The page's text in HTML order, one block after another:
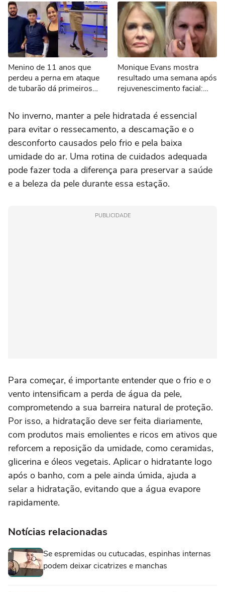
Menino de 11 anos que
perdeu a perna em ataque
de tubarão dá primeiros
Monique Evans mostra
resultado uma semana após
rejuvenescimento facial:
No inverno, manter a pele hidratada é essencial
para evitar o ressecamento, a descamação e o
desconforto causados pelo frio e pela baixa
umidade do ar. Uma rotina de cuidados adequada
pode fazer toda a diferença para preservar a saúde
e a beleza da pele durante essa estação.
PUBLICIDADE
Para começar, é importante entender que o frio e o
vento intensificam a perda de água da pele,
comprometendo a sua barreira natural de proteção.
Por isso, a hidratação deve ser feita diariamente,
com produtos mais emolientes e ricos em ativos que
reforcem a reposição da umidade, como ceramidas,
glicerina e óleos vegetais. Aplicar o hidratante logo
após o banho, com a pele ainda úmida, ajuda a
selar a hidratação, evitando que a água evapore
rapidamente.
Notícias relacionadas
Se espremidas ou cutucadas, espinhas internas
podem deixar cicatrizes e manchas